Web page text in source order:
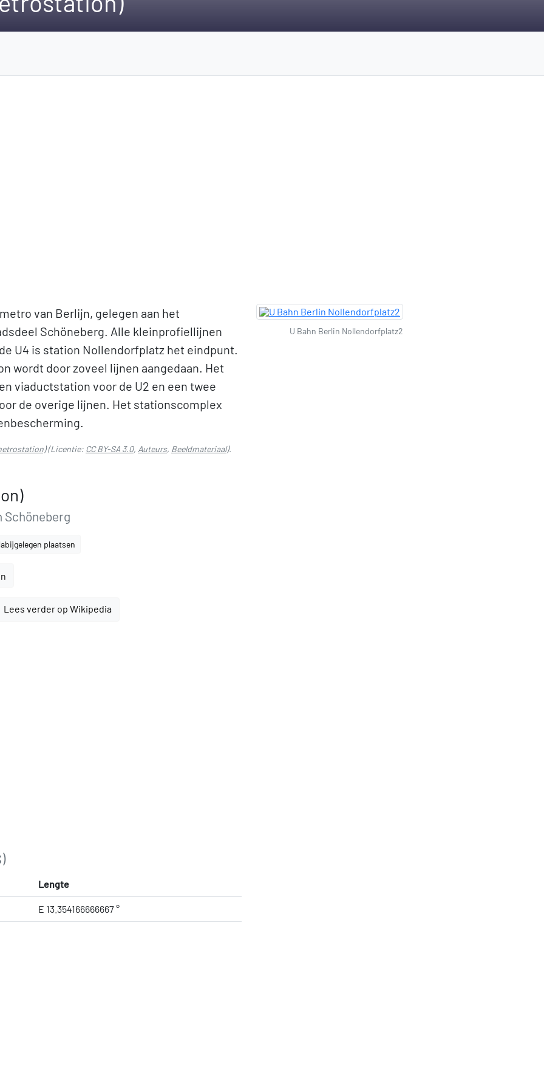
van Berlijn, gelegen aan het
Schöneberg. Alle kleinprofiellijnen
U4 is station Nollendorfplatz het eindpunt.
wordt door zoveel lijnen aangedaan. Het
viaductstation voor de U2 en een twee
de overige lijnen. Het stationscomplex
(Licentie: CC BY-SA 3.0, Auteurs, Beeldmateriaal).
plaatsen
Lees verder op Wikipedia
Lengte
E 13.354166666667 °
U Bahn Berlin Nollendorfplatz2